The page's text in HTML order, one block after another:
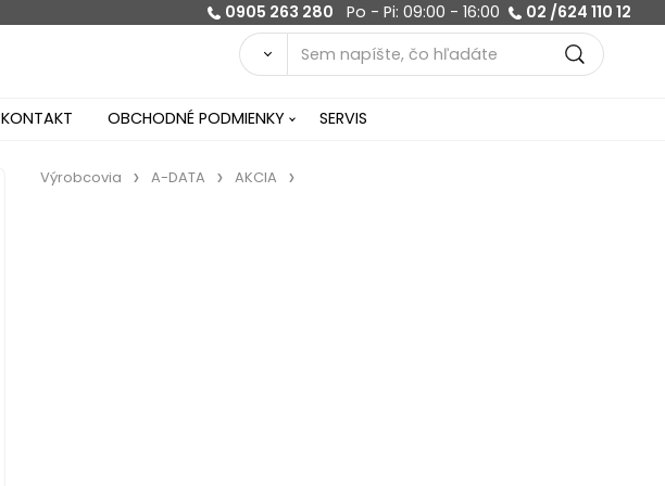
0905 263 280 Po - Pi: 09:00 - 16:00 02 /624 110 12
KONTAKT OBCHODNÉ PODMIENKY SERVIS
Výrobcovia A-DATA AKCIA